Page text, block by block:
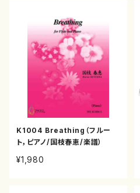
K1004 Breathing（フルー
ト，ピアノ/国枝春恵/楽譜）
¥1,980